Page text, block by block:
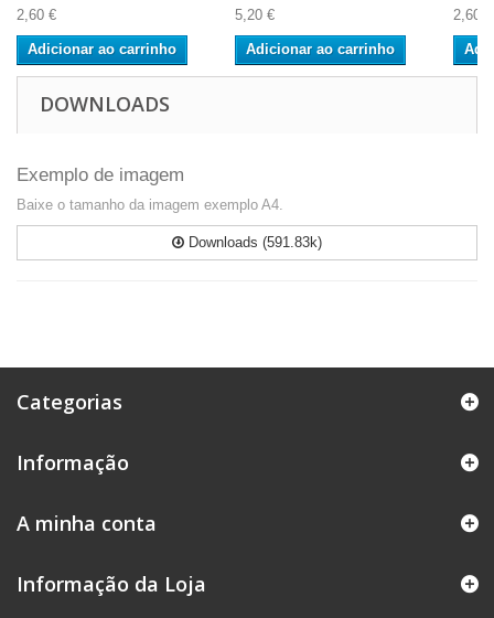
2,60 €
Adicionar ao carrinho
5,20 €
Adicionar ao carrinho
2,60 €
DOWNLOADS
Exemplo de imagem
Baixe o tamanho da imagem exemplo A4.
Downloads (591.83k)
Categorias
Informação
A minha conta
Informação da Loja